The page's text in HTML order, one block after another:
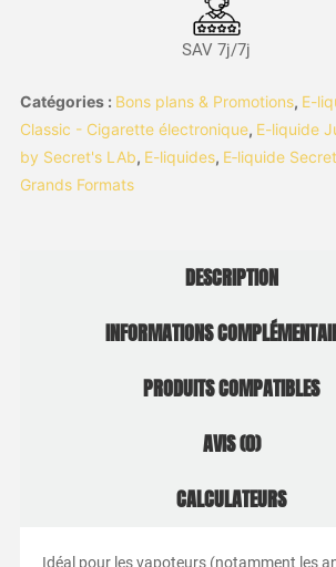
SAV 7j/7j
Catégories : Bons plans & Promotions, E-
Classic - Cigarette électronique, E-liquide
by Secret's LAb, E-liquides, E‑liquide
Grands Formats
DESCRIPTION
INFORMATIONS
PRODUITS COMPATIBLES
AVIS (0)
CALCULATEURS
Idéal pour les vapoteurs (notamment les